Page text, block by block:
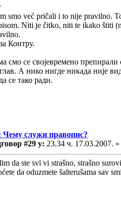
smo već pričali i to nije pravilno.
Niti je čitko, niti te ikako štiti
Контру.
смо се својевремено
А нико нигде никада није
се тако ради.
Чему служи правопис?
#29 у: 23.34 ч. 17.03.2007. »
da ste svi vi strašno, strašno
da oduzmete šalterušama sav